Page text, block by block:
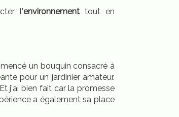
l'environnementtout en
un bouquin consacré à
pour un jardinier amateur.
j'ai bien fait car la promesse
a également sa place